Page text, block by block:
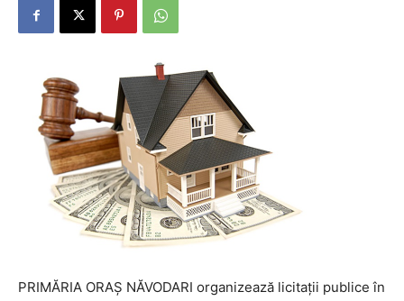
PRIMĂRIA ORAŞ NĂVODARI organizează licitaţii publice în